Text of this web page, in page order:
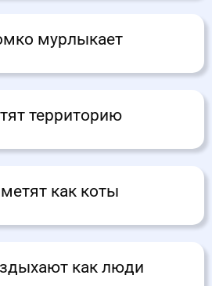
мурлыкает
территорию
как коты
как люди